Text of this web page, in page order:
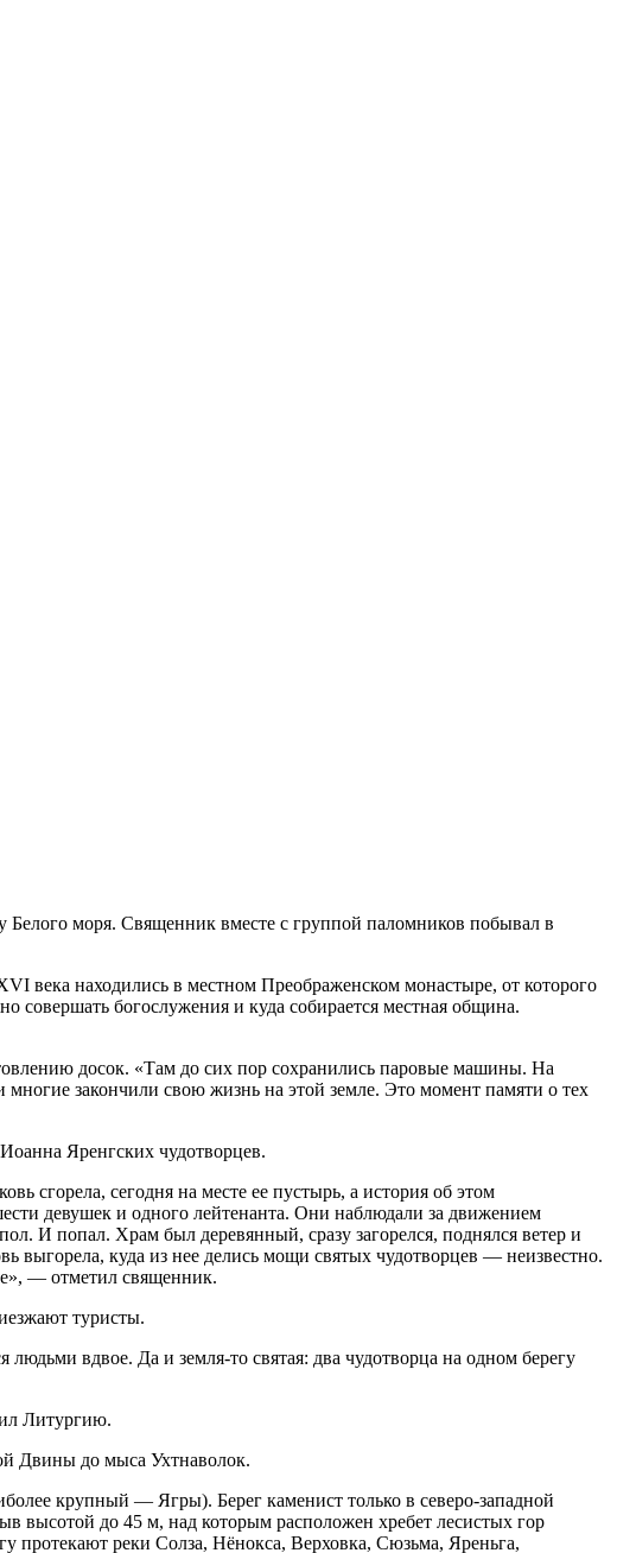
моря. Священник вместе с группой паломников побывал в
находились в местном Преображенском монастыре, от которого
совершать богослужения и куда собирается местная община.
досок. «Там до сих пор сохранились паровые машины. На
закончили свою жизнь на этой земле. Это момент памяти о тех
Яренгских чудотворцев.
сгорела, сегодня на месте ее пустырь, а история об этом
девушек и одного лейтенанта. Они наблюдали за движением
И попал. Храм был деревянный, сразу загорелся, поднялся ветер и
выгорела, куда из нее делись мощи святых чудотворцев — неизвестно.
— отметил священник.
туристы.
вдвое. Да и земля-то святая: два чудотворца на одном берегу
Литургию.
Двины до мыса Ухтнаволок.
крупный — Ягры). Берег каменист только в северо-западной
высотой до 45 м, над которым расположен хребет лесистыx гор
протекают реки Солза, Нёнокса, Верховка, Сюзьма, Яреньга,